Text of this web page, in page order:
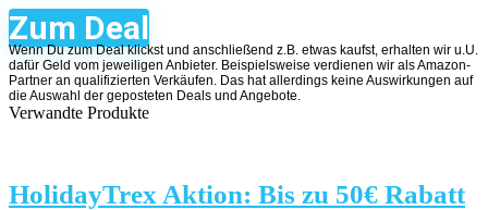
Zum Deal
Wenn Du zum Deal klickst und anschließend z.B. etwas kaufst, erhalten wir u.U.
dafür Geld vom jeweiligen Anbieter. Beispielsweise verdienen wir als Amazon-
Partner an qualifizierten Verkäufen. Das hat allerdings keine Auswirkungen auf
die Auswahl der geposteten Deals und Angebote.
Verwandte Produkte
HolidayTrex Aktion: Bis zu 50€ Rabatt